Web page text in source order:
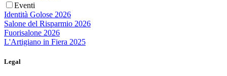
Eventi
Identità Golose 2026
Salone del Risparmio 2026
Fuorisalone 2026
L'Artigiano in Fiera 2025
Legal